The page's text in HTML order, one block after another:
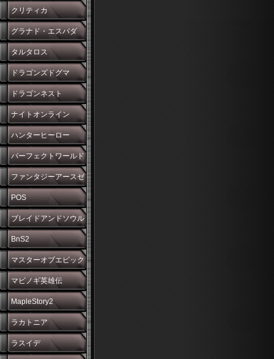
クリティカ
グラナド・エスパダ
タルタロス
ドラゴンズドグマ
ドラゴンネスト
ナイトオンライン
ハンターヒーロー
パーフェクトワールド
ファンタジーアースゼ
ロ
POS
ブレイドアンドソウル
BnS2
マスターオブエピック
マビノギ英雄伝
MapleStory2
ラカトニア
ラスイデ